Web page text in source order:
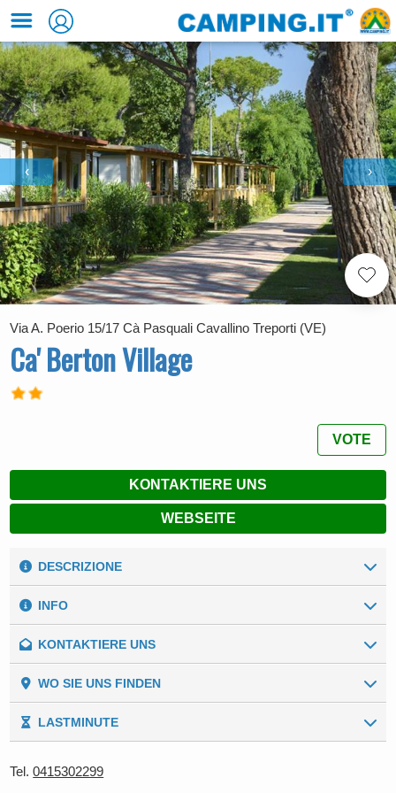
‹ ›
Via A. Poerio 15/17 Cà Pasquali Cavallino Treporti (VE)
Ca' Berton Village
VOTE
KONTAKTIERE UNS
WEBSEITE
DESCRIZIONE
INFO
Unsere Zahlen
Umgebung: Meer
Meereshöhe:
KONTAKTIERE UNS
Allgemeine Daten
Vorname *
Nachname
WO SIE UNS FINDEN
LASTMINUTE
Ca' Berton Village
Tel.0415302299